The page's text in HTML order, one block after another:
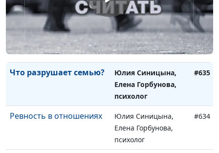
ребёнка?
психолог
Секреты счастливой
семьи
Юлия Синицына,
Елена Горбунова,
психолог
#636
Что разрушает семью?
Юлия Синицына,
Елена Горбунова,
психолог
#635
Ревность в отношениях
Юлия Синицына,
Елена Горбунова,
психолог
#634